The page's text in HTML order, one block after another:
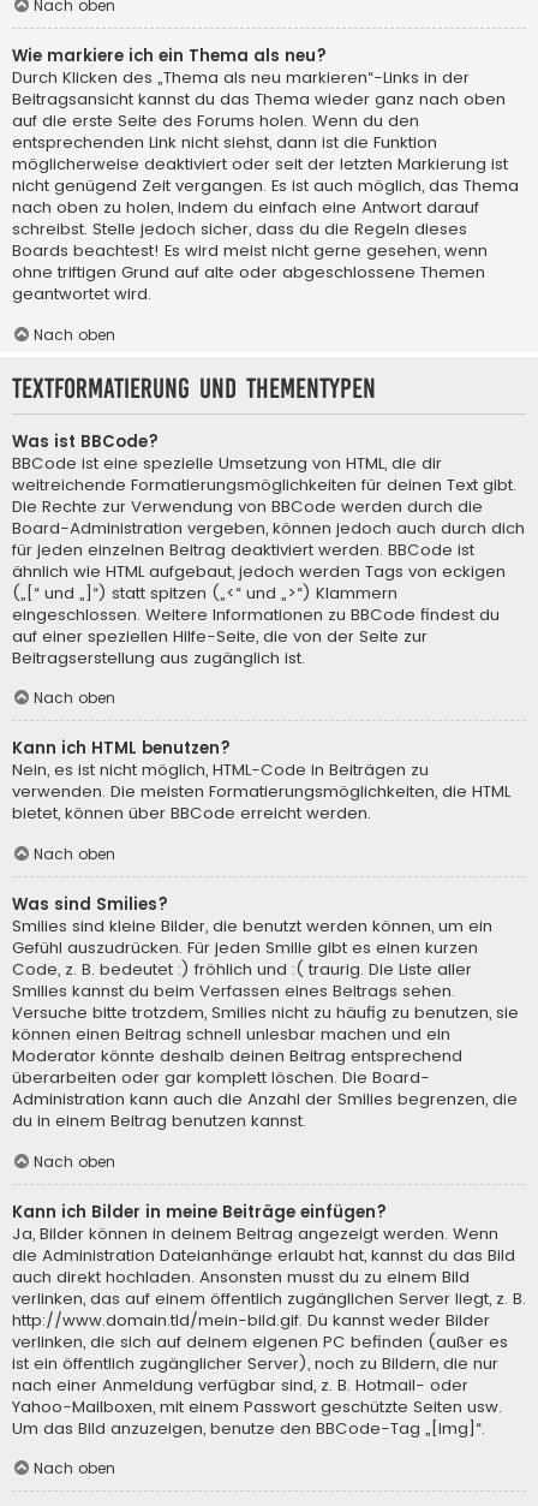
Nach oben
Wie markiere ich ein Thema als neu?
Durch Klicken des „Thema als neu markieren“-Links in der
Beitragsansicht kannst du das Thema wieder ganz nach oben
auf die erste Seite des Forums holen. Wenn du den
entsprechenden Link nicht siehst, dann ist die Funktion
möglicherweise deaktiviert oder seit der letzten Markierung ist
nicht genügend Zeit vergangen. Es ist auch möglich, das Thema
nach oben zu holen, indem du einfach eine Antwort darauf
schreibst. Stelle jedoch sicher, dass du die Regeln dieses
Boards beachtest! Es wird meist nicht gerne gesehen, wenn
ohne triftigen Grund auf alte oder abgeschlossene Themen
geantwortet wird.
Nach oben
Textformatierung und Thementypen
Was ist BBCode?
BBCode ist eine spezielle Umsetzung von HTML, die dir
weitreichende Formatierungsmöglichkeiten für deinen Text gibt.
Die Rechte zur Verwendung von BBCode werden durch die
Board-Administration vergeben, können jedoch auch durch dich
für jeden einzelnen Beitrag deaktiviert werden. BBCode ist
ähnlich wie HTML aufgebaut, jedoch werden Tags von eckigen
(„[“ und „]“) statt spitzen („<“ und „>“) Klammern
eingeschlossen. Weitere Informationen zu BBCode findest du
auf einer speziellen Hilfe-Seite, die von der Seite zur
Beitragserstellung aus zugänglich ist.
Nach oben
Kann ich HTML benutzen?
Nein, es ist nicht möglich, HTML-Code in Beiträgen zu
verwenden. Die meisten Formatierungsmöglichkeiten, die HTML
bietet, können über BBCode erreicht werden.
Nach oben
Was sind Smilies?
Smilies sind kleine Bilder, die benutzt werden können, um ein
Gefühl auszudrücken. Für jeden Smilie gibt es einen kurzen
Code, z. B. bedeutet :) fröhlich und :( traurig. Die Liste aller
Smilies kannst du beim Verfassen eines Beitrags sehen.
Versuche bitte trotzdem, Smilies nicht zu häufig zu benutzen, sie
können einen Beitrag schnell unlesbar machen und ein
Moderator könnte deshalb deinen Beitrag entsprechend
überarbeiten oder gar komplett löschen. Die Board-
Administration kann auch die Anzahl der Smilies begrenzen, die
du in einem Beitrag benutzen kannst.
Nach oben
Kann ich Bilder in meine Beiträge einfügen?
Ja, Bilder können in deinem Beitrag angezeigt werden. Wenn
die Administration Dateianhänge erlaubt hat, kannst du das Bild
auch direkt hochladen. Ansonsten musst du zu einem Bild
verlinken, das auf einem öffentlich zugänglichen Server liegt, z. B.
http://www.domain.tld/mein-bild.gif. Du kannst weder Bilder
verlinken, die sich auf deinem eigenen PC befinden (außer es
ist ein öffentlich zugänglicher Server), noch zu Bildern, die nur
nach einer Anmeldung verfügbar sind, z. B. Hotmail- oder
Yahoo-Mailboxen, mit einem Passwort geschützte Seiten usw.
Um das Bild anzuzeigen, benutze den BBCode-Tag „[img]“.
Nach oben